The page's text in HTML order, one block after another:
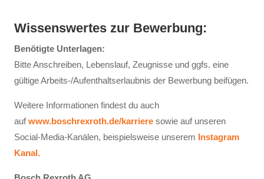
Wissenswertes zur Bewerbung:
Benötigte Unterlagen:
Bitte Anschreiben, Lebenslauf, Zeugnisse und ggfs. eine
gültige Arbeits-/Aufenthaltserlaubnis der Bewerbung beifügen.
Weitere Informationen findest du auch
aufwww.boschrexroth.de/karriere sowie auf unseren
Social-Media-Kanälen, beispielsweise unserem Instagram
Kanal.